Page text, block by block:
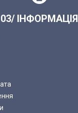
03/ ІНФОРМАЦІЯ